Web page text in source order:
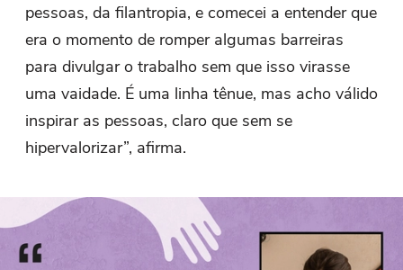
pessoas, da filantropia, e comecei a entender que
era o momento de romper algumas barreiras
para divulgar o trabalho sem que isso virasse
uma vaidade. É uma linha tênue, mas acho válido
inspirar as pessoas, claro que sem se
hipervalorizar”, afirma.